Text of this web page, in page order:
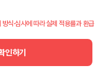
식·심사에 따라 실제 적용률과 환급
인하기